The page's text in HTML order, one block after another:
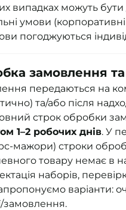
випадках можуть бути
умови
погоджуються
замовлення
передаються на
та/або після
строк обробки
1–2 робочих днів. У
мажори) строки
товару немає в
наборів,
варіанти:
замовлення.